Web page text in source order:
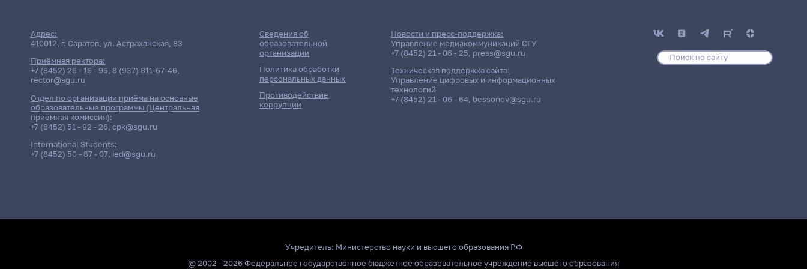
Адрес:
410012, г. Саратов, ул. Астраханская, 83
Приёмная ректора:
+7 (8452) 26 - 16 - 96, 8 (937) 811-67-46,
rector@sgu.ru
Отдел по организации приёма на основные
образовательные программы (Центральная
приёмная комиссия):
+7 (8452) 51 - 92 - 26, cpk@sgu.ru
International Students:
+7 (8452) 50 - 87 - 07, ied@sgu.ru
Сведения об
образовательной
организации
Политика обработки
персональных данных
Противодействие
коррупции
Новости и пресс-поддержка:
Управление медиакоммуникаций СГУ
+7 (8452) 21 - 06 - 25, press@sgu.ru
Техническая поддержка сайта:
Управление цифровых и информационных
технологий
+7 (8452) 21 - 06 - 64, bessonov@sgu.ru
Учредитель: Министерство науки и высшего образования РФ
@ 2002 - 2026 Федеральное государственное бюджетное образовательное учреждение высшего образования